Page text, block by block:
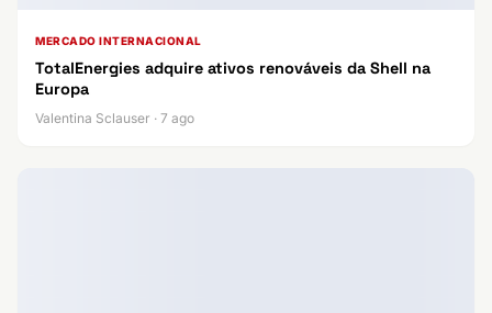
MERCADO INTERNACIONAL
TotalEnergies adquire ativos renováveis da Shell na
Europa
Valentina Sclauser · 7 ago